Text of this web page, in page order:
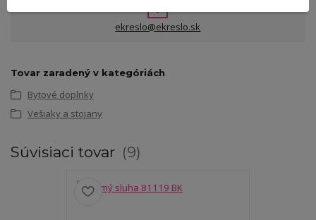
ekreslo@ekreslo.sk
Tovar zaradený v kategóriách
Bytové doplnky
Vešiaky a stojany
Súvisiaci tovar 9